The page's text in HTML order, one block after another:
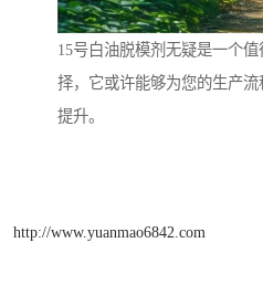
15号白油脱模剂无疑是一个
择，它或许能够为您的生产
提升。
http://www.yuanmao6842.com